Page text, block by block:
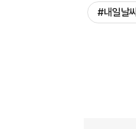
#내일날씨